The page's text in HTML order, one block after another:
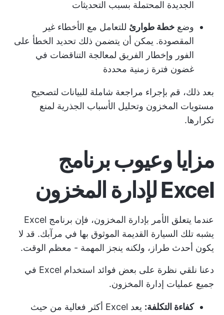
الجديدة المحتملة بسبب التحديثات
وضع خطة طوارئ للتعامل مع الأخطاء غير
المقصودة. يمكن أن يتضمن ذلك تحديد الخطأ على
الفور وإخطار الفريق لمعالجة التناقضات في
غضون فترة زمنية محددة
بعد ذلك، قم بإجراء مراجعة شاملة للبيانات لتصحيح
مستويات المخزون وتحليل الأسباب الجذرية لمنع
تكرارها.
مزايا وعيوب برنامج
Excel لإدارة المخزون
عندما يتعلق الأمر بإدارة المخزون، فإن برنامج Excel
يشبه تلك السيارة القديمة الموثوق بها في مرآبك. قد لا
يكون أحدث طراز، ولكنه ينجز المهمة - معظم الوقت.
دعنا نلقي نظرة على بعض فوائد استخدام Excel في
جميع عمليات إدارة المخزون.
كفاءة التكلفة:
يعد Excel أكثر فعالية من حيث